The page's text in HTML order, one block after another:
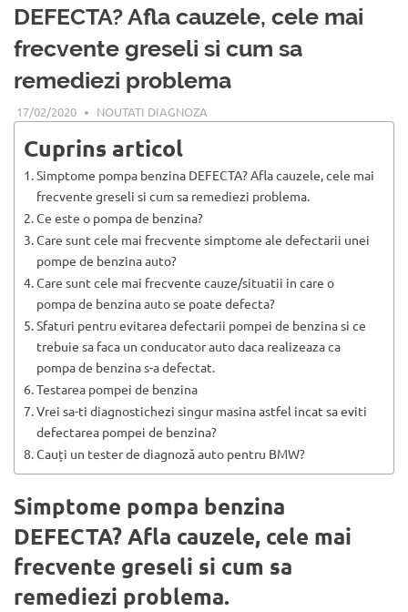
DEFECTA? Afla cauzele, cele mai
frecvente greseli si cum sa
remediezi problema
17/02/2020 NOUTATI DIAGNOZA
Cuprins articol
Simptome pompa benzina DEFECTA? Afla cauzele, cele mai
frecvente greseli si cum sa remediezi problema.
Ce este o pompa de benzina?
Care sunt cele mai frecvente simptome ale defectarii unei
pompe de benzina auto?
Care sunt cele mai frecvente cauze/situatii in care o
pompa de benzina auto se poate defecta?
Sfaturi pentru evitarea defectarii pompei de benzina si ce
trebuie sa faca un conducator auto daca realizeaza ca
pompa de benzina s-a defectat.
Testarea pompei de benzina
Vrei sa-ti diagnostichezi singur masina astfel incat sa eviti
defectarea pompei de benzina?
Cauți un tester de diagnoză auto pentru BMW?
Simptome pompa benzina
DEFECTA? Afla cauzele, cele mai
frecvente greseli si cum sa
remediezi problema.